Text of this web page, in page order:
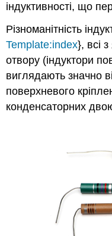
індуктивності, що
Різноманітність
Template:index}, всі
отвору (індуктори
виглядають значно
поверхневого
конденсаторних